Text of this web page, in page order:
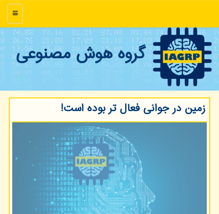
منو
گروه هوش مصنوعی
زمین در جوانی فعال تر بوده است!